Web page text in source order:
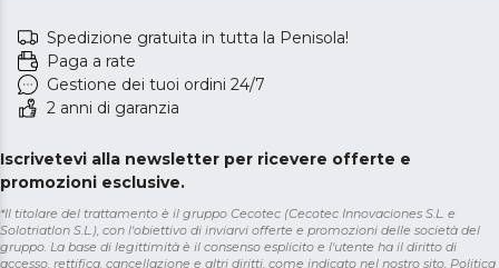
Spedizione gratuita in tutta la Penisola!
Paga a rate
Gestione dei tuoi ordini 24/7
2 anni di garanzia
Iscrivetevi alla newsletter per ricevere offerte e
promozioni esclusive.
*Il titolare del trattamento è il gruppo Cecotec (Cecotec Innovaciones S.L. e
Solotriatlon S.L.), con l'obiettivo di inviarvi offerte e promozioni delle società del
gruppo. La base di legittimità è il consenso esplicito e l'utente ha il diritto di
accesso, rettifica, cancellazione e altri diritti, come indicato nel nostro sito. Politica